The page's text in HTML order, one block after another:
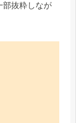
部抜粋しなが